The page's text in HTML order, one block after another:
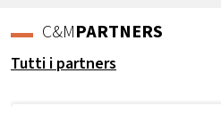
C&MPARTNERS
Tutti i partners